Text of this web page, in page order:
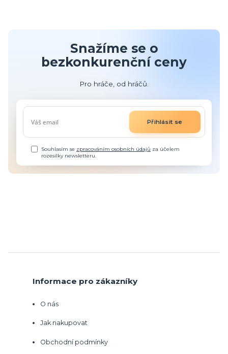
Snažíme se o
bezkonkurenční ceny
Pro hráče, od hráčů.
Přihlásit se
Souhlasím se zpracováním osobních údajů za účelem
rozesílky newsletteru.
Informace pro zákazníky
O nás
Jak nakupovat
Obchodní podmínky